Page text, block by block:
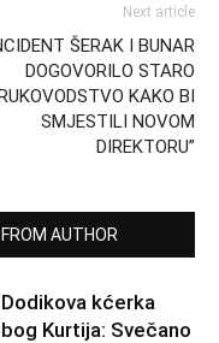
Next article
ŠERAK I BUNAR
DOGOVORILO STARO
KAKO BI
SMJESTILI NOVOM
DIREKTORU”
AUTHOR
kćerka
Kurtija: Svečano